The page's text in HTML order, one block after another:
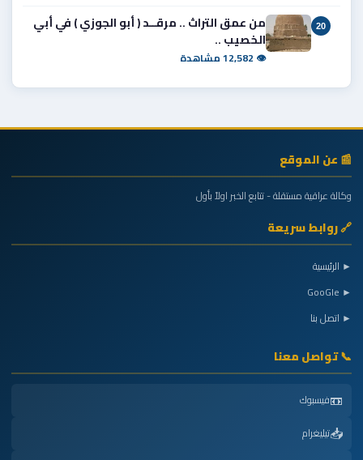
20
من عمق التراث .. مرقــد ( أبو الجوزي ) في أبي
الخصيب ..
👁 12,582 مشاهدة
📰 عن الموقع
وكالة عراقية مستقلة - تتابع الخبر اولاً بأول
🔗 روابط سريعة
► الرئيسية
► GooGle
► اتصل بنا
📞 تواصل معنا
📼فيسبوك
📥تيليغرام